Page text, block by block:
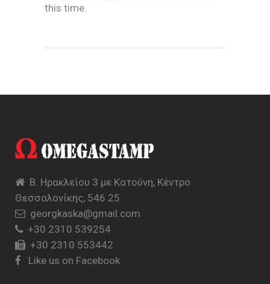
this time.
Β. Ηρακλείου 3 με Κατούνη, Κέντρο
Θεσσαλονίκης, 546 25
georgkaska@gmail.com
+30 2310 539254
+30 2310 553442
Like us on Facebook